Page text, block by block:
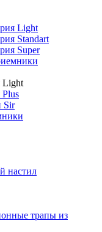
Light
Standart
Super
Light
Sir
настил
трапы из